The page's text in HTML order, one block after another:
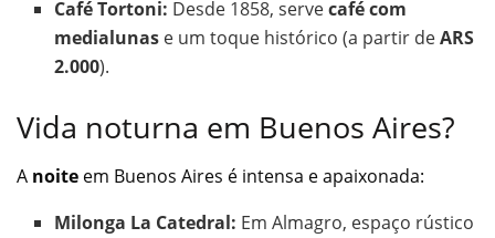
Café Tortoni: Desde 1858, servecafé com
medialunas e um toque histórico (a partir deARS
2.000).
Vida noturna em Buenos Aires?
A noite em Buenos Aires é intensa e apaixonada:
Milonga La Catedral: Em Almagro, espaço rústico